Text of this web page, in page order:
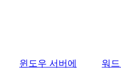
윈도우 서버에
워